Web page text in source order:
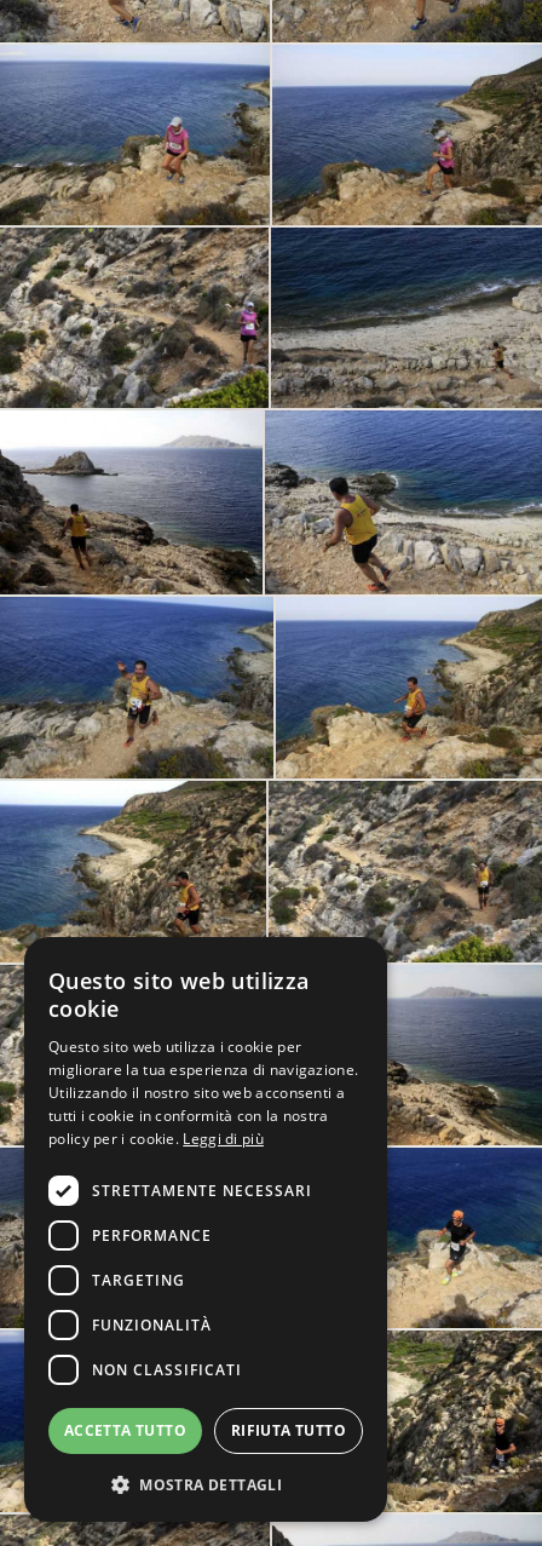
Questo sito web utilizza
cookie
Questo sito web utilizza i cookie per
migliorare la tua esperienza di navigazione.
Utilizzando il nostro sito web acconsenti a
tutti i cookie in conformità con la nostra
policy per i cookie. Leggi di più
STRETTAMENTE NECESSARI
PERFORMANCE
TARGETING
FUNZIONALITÀ
NON CLASSIFICATI
ACCETTA TUTTO RIFIUTA TUTTO
MOSTRA DETTAGLI